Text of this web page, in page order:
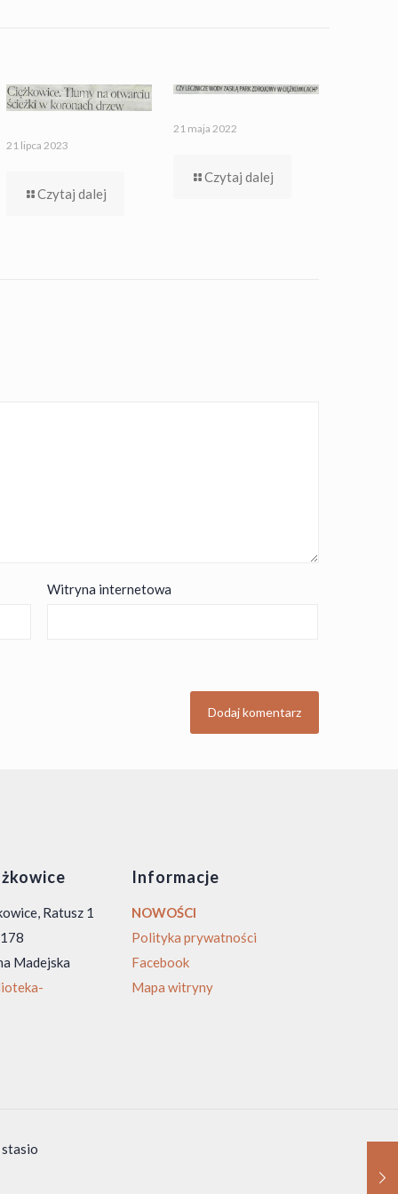
21 lipca 2023
Czytaj dalej
21 maja 2022
Czytaj dalej
Witryna internetowa
Ratusz 1
Madejska
Informacje
NOWOŚCI
Polityka prywatności
Facebook
Mapa witryny